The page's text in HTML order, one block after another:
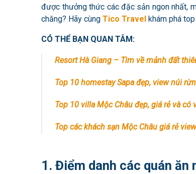
được thưởng thức các đặc sản ngon nhất,
chăng? Hãy cùngTico Travel khám phá
CÓ THỂ BẠN QUAN TÂM:
Resort Hà Giang – Tìm về mảnh đất
Top 10 homestay Sapa đẹp, view núi
Top 10 villa Mộc Châu đẹp, giá rẻ và
Top các khách sạn Mộc Châu giá rẻ
1. Điểm danh các quán ăn